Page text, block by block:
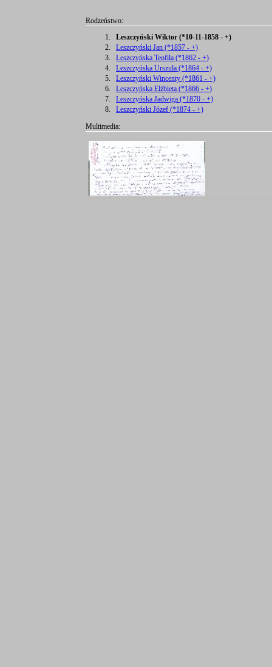
Rodzeństwo:
1.
Leszczyński Wiktor (*10-11-1858 - +)
2.
Leszczyński Jan (*1857 - +)
3.
Leszczyńska Teofila (*1862 - +)
4.
Leszczyńska Urszula (*1864 - +)
5.
Leszczyński Wincenty (*1861 - +)
6.
Leszczyńska Elżbieta (*1866 - +)
7.
Leszczyńska Jadwiga (*1870 - +)
8.
Leszczyński Józef (*1874 - +)
Multimedia: